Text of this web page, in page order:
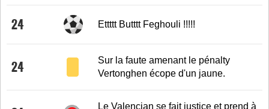
24 Ettttt Butttt Feghouli !!!!!
24
Sur la faute amenant le pénalty
Vertonghen écope d'un jaune.
Le Valencian se fait justice et prend à